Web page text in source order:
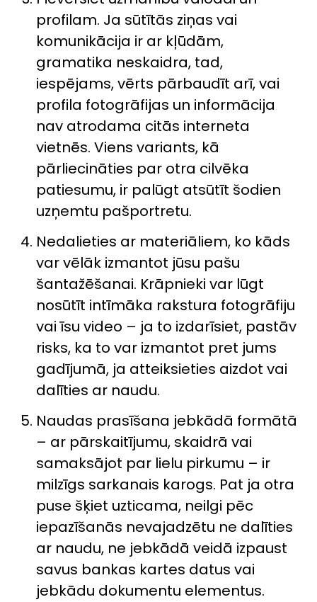
profilam. Ja sūtītās ziņas vai
komunikācija ir ar kļūdām,
gramatika neskaidra, tad,
iespējams, vērts pārbaudīt arī, vai
profila fotogrāfijas un informācija
nav atrodama citās interneta
vietnēs. Viens variants, kā
pārliecināties par otra cilvēka
patiesumu, ir palūgt atsūtīt šodien
uzņemtu pašportretu.
Nedalieties ar materiāliem, ko kāds
var vēlāk izmantot jūsu pašu
šantažēšanai. Krāpnieki var lūgt
nosūtīt intīmāka rakstura fotogrāfiju
vai īsu video – ja to izdarīsiet, pastāv
risks, ka to var izmantot pret jums
gadījumā, ja atteiksieties aizdot vai
dalīties ar naudu.
Naudas prasīšana jebkādā formātā
– ar pārskaitījumu, skaidrā vai
samaksājot par lielu pirkumu – ir
milzīgs sarkanais karogs. Pat ja otra
puse šķiet uzticama, neilgi pēc
iepazīšanās nevajadzētu ne dalīties
ar naudu, ne jebkādā veidā izpaust
savus bankas kartes datus vai
jebkādu dokumentu elementus.